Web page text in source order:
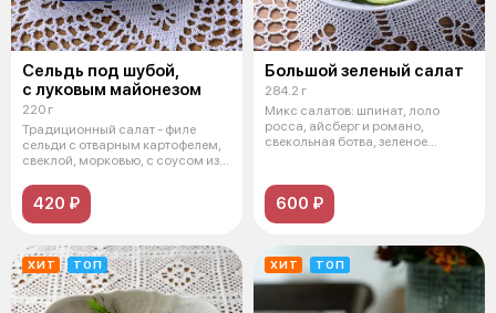
Сельдь под шубой,
с луковым майонезом
220 г
Традиционный салат - филе
сельди с отварным картофелем,
свеклой, морковью, с соусом из
420 ₽
Большой зеленый салат
284.2 г
Микс салатов: шпинат, лоло
росса, айсберг и романо,
свекольная ботва, зеленое
600 ₽
ХИТ ТОП ХИТ ТОП